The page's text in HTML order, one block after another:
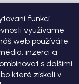
funkcí
využíváme
web používáte,
inzerci a
s dalšími
které získali v